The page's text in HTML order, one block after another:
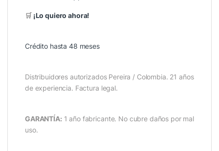
🛒 ¡Lo quiero ahora!
Crédito hasta 48 meses
Distribuidores autorizados Pereira / Colombia. 21 años
de experiencia. Factura legal.
GARANTÍA: 1 año fabricante. No cubre daños por mal
uso.